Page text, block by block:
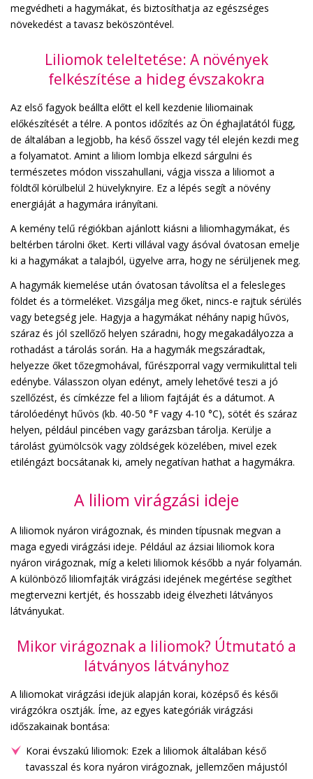
megvédheti a hagymákat, és biztosíthatja az egészséges
növekedést a tavasz beköszöntével.
Liliomok teleltetése: A növények
felkészítése a hideg évszakokra
Az első fagyok beállta előtt el kell kezdenie liliomainak
előkészítését a télre. A pontos időzítés az Ön éghajlatától függ,
de általában a legjobb, ha késő ősszel vagy tél elején kezdi meg
a folyamatot. Amint a liliom lombja elkezd sárgulni és
természetes módon visszahullani, vágja vissza a liliomot a
földtől körülbelül 2 hüvelyknyire. Ez a lépés segít a növény
energiáját a hagymára irányítani.
A kemény telű régiókban ajánlott kiásni a liliomhagymákat, és
beltérben tárolni őket. Kerti villával vagy ásóval óvatosan emelje
ki a hagymákat a talajból, ügyelve arra, hogy ne sérüljenek meg.
A hagymák kiemelése után óvatosan távolítsa el a felesleges
földet és a törmeléket. Vizsgálja meg őket, nincs-e rajtuk sérülés
vagy betegség jele. Hagyja a hagymákat néhány napig hűvös,
száraz és jól szellőző helyen száradni, hogy megakadályozza a
rothadást a tárolás során. Ha a hagymák megszáradtak,
helyezze őket tőzegmohával, fűrészporral vagy vermikulittal teli
edénybe. Válasszon olyan edényt, amely lehetővé teszi a jó
szellőzést, és címkézze fel a liliom fajtáját és a dátumot. A
tárolóedényt hűvös (kb. 40-50 °F vagy 4-10 °C), sötét és száraz
helyen, például pincében vagy garázsban tárolja. Kerülje a
tárolást gyümölcsök vagy zöldségek közelében, mivel ezek
etiléngázt bocsátanak ki, amely negatívan hathat a hagymákra.
A liliom virágzási ideje
A liliomok nyáron virágoznak, és minden típusnak megvan a
maga egyedi virágzási ideje. Például az ázsiai liliomok kora
nyáron virágoznak, míg a keleti liliomok később a nyár folyamán.
A különböző liliomfajták virágzási idejének megértése segíthet
megtervezni kertjét, és hosszabb ideig élvezheti látványos
látványukat.
Mikor virágoznak a liliomok? Útmutató a
látványos látványhoz
A liliomokat virágzási idejük alapján korai, középső és késői
virágzókra osztják. Íme, az egyes kategóriák virágzási
időszakainak bontása:
Korai évszakú liliomok: Ezek a liliomok általában késő
tavasszal és kora nyáron virágoznak, jellemzően májustól